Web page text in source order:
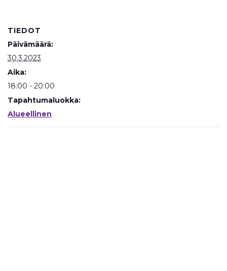
TIEDOT
Päivämäärä:
30.3.2023
Aika:
18:00 - 20:00
Tapahtumaluokka:
Alueellinen